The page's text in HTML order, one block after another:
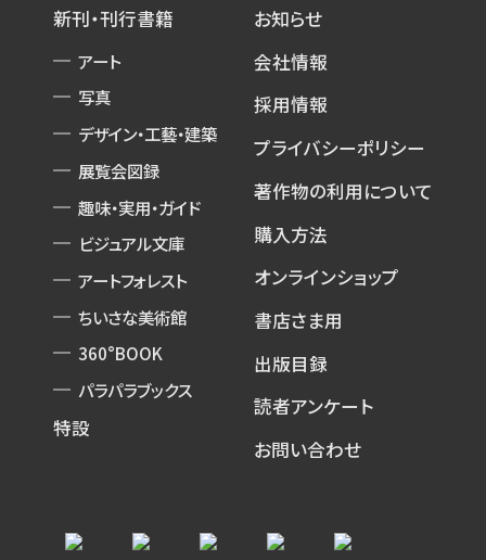
新刊・刊行書籍
アート
写真
デザイン・工藝・建築
展覧会図録
趣味・実用・ガイド
ビジュアル文庫
アートフォレスト
ちいさな美術館
360°BOOK
パラパラブックス
特設
お知らせ
会社情報
採用情報
プライバシーポリシー
著作物の利用について
購入方法
オンラインショップ
書店さま用
出版目録
読者アンケート
お問い合わせ